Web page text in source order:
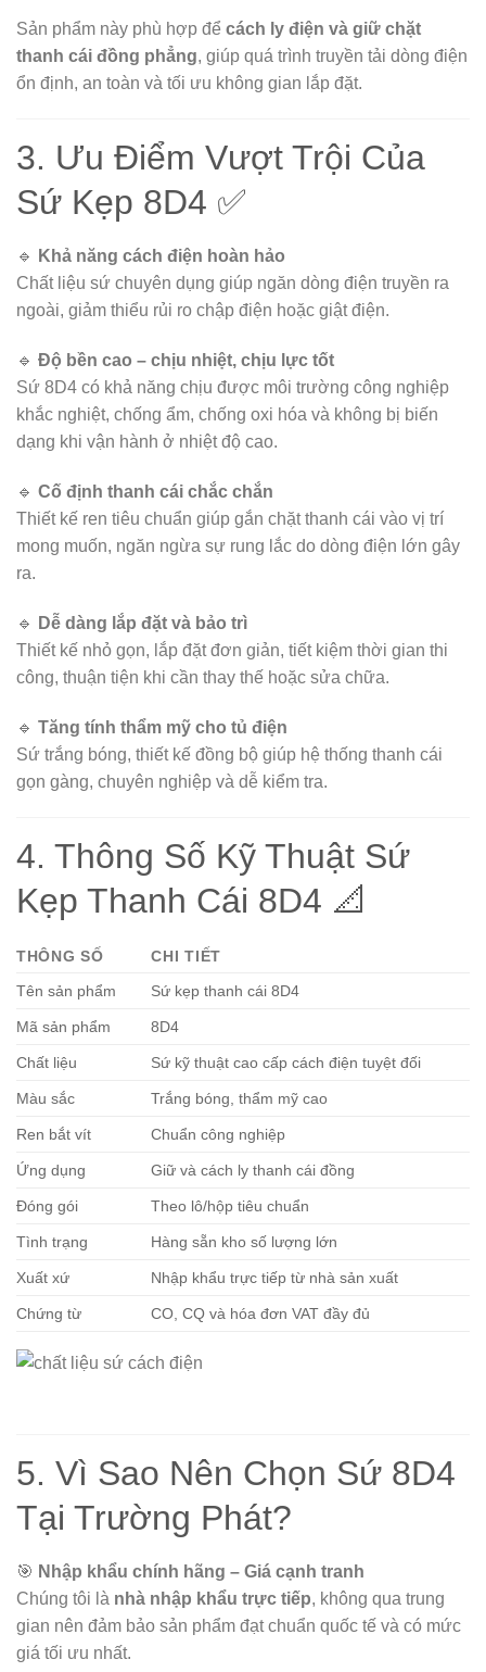
Sản phẩm này phù hợp để cách ly điện và giữ chặt
thanh cái đồng phẳng, giúp quá trình truyền tải dòng điện
ổn định, an toàn và tối ưu không gian lắp đặt.
3. Ưu Điểm Vượt Trội Của
Sứ Kẹp 8D4 ✅
🔹
Khả năng cách điện hoàn hảo
Chất liệu sứ chuyên dụng giúp ngăn dòng điện truyền ra
ngoài, giảm thiểu rủi ro chập điện hoặc giật điện.
🔹 Độ bền cao – chịu nhiệt, chịu lực tốt
Sứ 8D4 có khả năng chịu được môi trường công nghiệp
khắc nghiệt, chống ẩm, chống oxi hóa và không bị biến
dạng khi vận hành ở nhiệt độ cao.
🔹 Cố định thanh cái chắc chắn
Thiết kế ren tiêu chuẩn giúp gắn chặt thanh cái vào vị trí
mong muốn, ngăn ngừa sự rung lắc do dòng điện lớn gây
ra.
🔹
Dễ dàng lắp đặt và bảo trì
Thiết kế nhỏ gọn, lắp đặt đơn giản, tiết kiệm thời gian thi
công, thuận tiện khi cần thay thế hoặc sửa chữa.
🔹 Tăng tính thẩm mỹ cho tủ điện
Sứ trắng bóng, thiết kế đồng bộ giúp hệ thống thanh cái
gọn gàng, chuyên nghiệp và dễ kiểm tra.
4. Thông Số Kỹ Thuật Sứ
Kẹp Thanh Cái 8D4 📐
THÔNG SỐ
CHI TIẾT
Tên sản phẩm
Sứ kẹp thanh cái 8D4
Mã sản phẩm 8D4
Chất liệu Sứ kỹ thuật cao cấp cách điện tuyệt đối
Màu sắc Trắng bóng, thẩm mỹ cao
Ren bắt vít Chuẩn công nghiệp
Ứng dụng Giữ và cách ly thanh cái đồng
Đóng gói Theo lô/hộp tiêu chuẩn
Tình trạng Hàng sẵn kho số lượng lớn
Xuất xứ Nhập khẩu trực tiếp từ nhà sản xuất
Chứng từ CO, CQ và hóa đơn VAT đầy đủ
5. Vì Sao Nên Chọn Sứ 8D4
Tại Trường Phát?
🎯 Nhập khẩu chính hãng – Giá cạnh tranh
Chúng tôi là nhà nhập khẩu trực tiếp, không qua trung
gian nên đảm bảo sản phẩm đạt chuẩn quốc tế và có mức
giá tối ưu nhất.